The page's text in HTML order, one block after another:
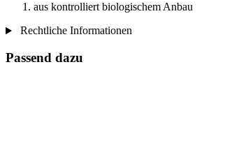
aus kontrolliert biologischem Anbau
Rechtliche Informationen
Passend dazu